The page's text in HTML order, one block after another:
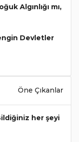
Algınlığı mı,
Devletler
Öne Çıkanlar
her şeyi